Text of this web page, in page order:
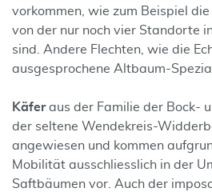
vorkommen, wie zum Beispiel die
von der nur noch vier Standorte
sind. Andere Flechten, wie die
ausgesprochene Altbaum-
Käferaus der Familie der Bock-
der seltene Wendekreis-
angewiesen und kommen
Mobilität ausschliesslich in der
Saftbäumen vor. Auch der